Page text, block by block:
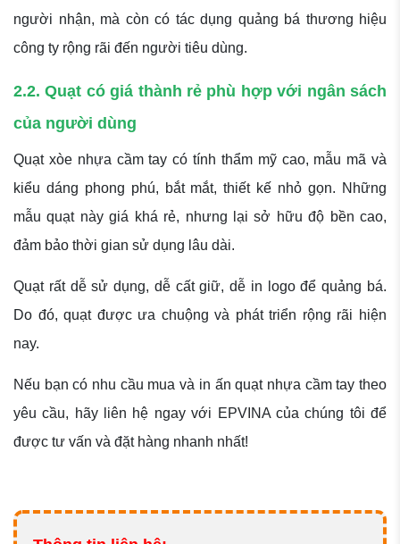
người nhận, mà còn có tác dụng quảng bá thương hiệu
công ty rộng rãi đến người tiêu dùng.
2.2. Quạt có giá thành rẻ phù hợp với ngân sách
của người dùng
Quạt xòe nhựa cầm tay có tính thẩm mỹ cao, mẫu mã và
kiểu dáng phong phú, bắt mắt, thiết kế nhỏ gọn. Những
mẫu quạt này giá khá rẻ, nhưng lại sở hữu độ bền cao,
đảm bảo thời gian sử dụng lâu dài.
Quạt rất dễ sử dụng, dễ cất giữ, dễ in logo để quảng bá.
Do đó, quạt được ưa chuộng và phát triển rộng rãi hiện
nay.
Nếu bạn có nhu cầu mua và in ấn quạt nhựa cầm tay theo
yêu cầu, hãy liên hệ ngay với EPVINA của chúng tôi để
được tư vấn và đặt hàng nhanh nhất!